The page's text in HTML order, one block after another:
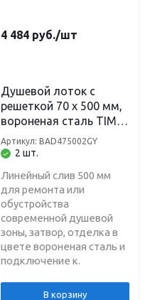
4 484 руб./шт
Душевой лоток с
решеткой 70 х 500 мм,
вороненая сталь TIM
BAD475002GY
2 шт.
Артикул: BAD475002GY
Линейный слив 500 мм
для ремонта или
обустройства
современной душевой
зоны, затвор, отделка в
цвете вороненая сталь и
подключение к.
В корзину